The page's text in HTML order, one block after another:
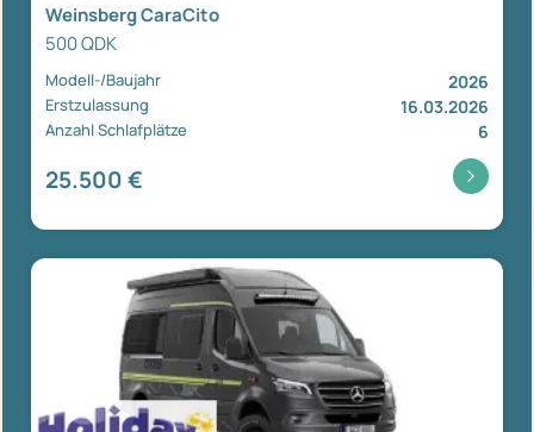
Weinsberg CaraCito
500 QDK
Modell-/Baujahr 2026
Erstzulassung 16.03.2026
Anzahl Schlafplätze 6
25.500 €